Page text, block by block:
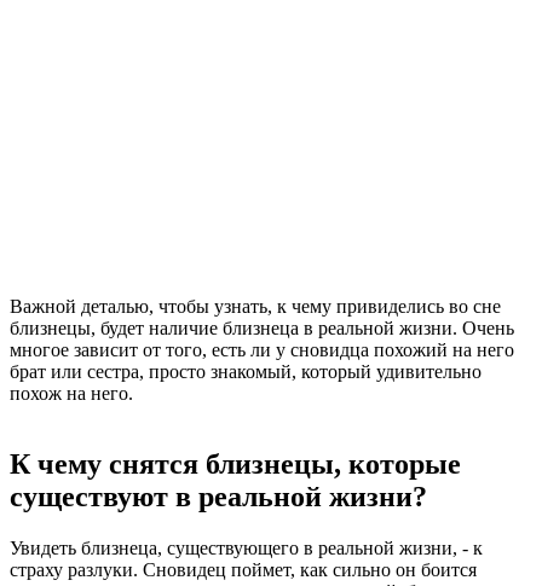
Важной деталью, чтобы узнать, к чему привиделись во сне
близнецы, будет наличие близнеца в реальной жизни. Очень
многое зависит от того, есть ли у сновидца похожий на него
брат или сестра, просто знакомый, который удивительно
похож на него.
К чему снятся близнецы, которые
существуют в реальной жизни?
Увидеть близнеца, существующего в реальной жизни, - к
страху разлуки. Сновидец поймет, как сильно он боится